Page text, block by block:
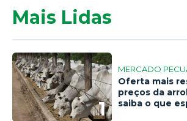
Mais Lidas
1
MERCADO
Oferta mais
preços da
saiba o que